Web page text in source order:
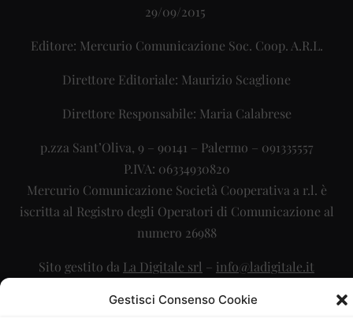
Gestisci Consenso Cookie
29/09/2015
Editore: Mercurio Comunicazione Soc. Coop. A.R.L.
Direttore Editoriale: Maurizio Scaglione
Direttore Responsabile: Maria Calabrese
p.zza Sant’Oliva, 9 – 90141 – Palermo – 091335557
P.IVA: 06334930820
Mercurio Comunicazione Società Cooperativa a r.l. è
iscritta al Registro degli Operatori di Comunicazione al
numero 26988
Sito gestito da La Digitale srl – info@ladigitale.it